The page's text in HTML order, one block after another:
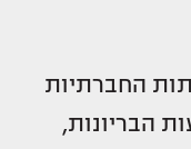
החברתיות
הבריונות,